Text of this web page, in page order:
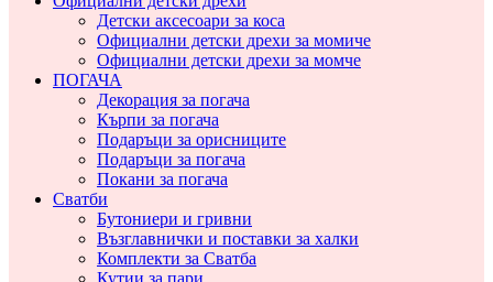
Детски аксесоари за коса
Официални детски дрехи за момиче
Официални детски дрехи за момче
ПОГАЧА
Декорация за погача
Кърпи за погача
Подаръци за орисниците
Подаръци за погача
Покани за погача
Сватби
Бутониери и гривни
Възглавнички и поставки за халки
Комплекти за Сватба